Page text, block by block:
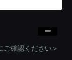
確認ください＞